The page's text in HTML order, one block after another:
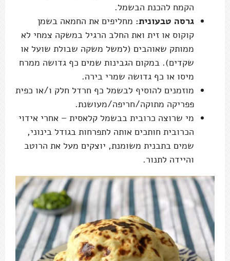
הקמח להכנת הבשמל.
גרסה טבעונית: מחליפים את החמאה בשמן
קוקוס או זית ואת החלב הרגיל במשקה צמחי לא
ממותק שאוהבים (למשל משקה שבולת שועל או
שקדים). במקום הגבינות שמים כף גדושה ממרח
מיסו או כף גדושה שמרי בירה.
מוזמנים להוסיף לבשמל כף חרדל חלק ו/או כפית
פפריקה מתוקה/חריפה/מעושנת.
מי שרוצה כרובית בבשמל קלאסית – אחרי אידוי
הכרובית חותכים אותה לתפרחות בגודל בינוני,
שמים בתבנית משומנת, יוצקים מעל את הרוטב
והיידה לתנור.